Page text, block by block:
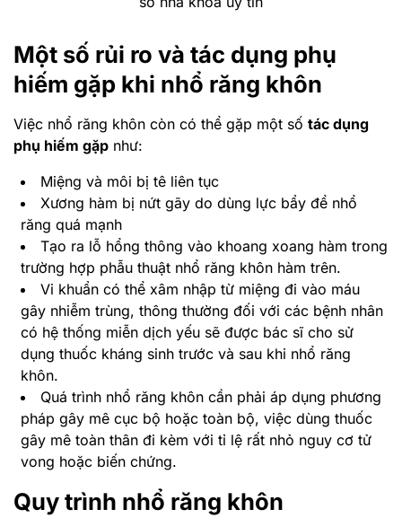
Một số rủi ro và tác dụng phụ
hiếm gặp khi nhổ răng khôn
Việc nhổ răng khôn còn có thể gặp một số tác dụng
phụ hiếm gặp như:
Miệng và môi bị tê liên tục
Xương hàm bị nứt gãy do dùng lực bẩy để nhổ
răng quá mạnh
Tạo ra lỗ hổng thông vào khoang xoang hàm trong
trường hợp phẫu thuật nhổ răng khôn hàm trên.
Vi khuẩn có thể xâm nhập từ miệng đi vào máu
gây nhiễm trùng, thông thường đối với các bệnh nhân
có hệ thống miễn dịch yếu sẽ được bác sĩ cho sử
dụng thuốc kháng sinh trước và sau khi nhổ răng
khôn.
Quá trình nhổ răng khôn cần phải áp dụng phương
pháp gây mê cục bộ hoặc toàn bộ, việc dùng thuốc
gây mê toàn thân đi kèm với tỉ lệ rất nhỏ nguy cơ tử
vong hoặc biến chứng.
Quy trình nhổ răng khôn